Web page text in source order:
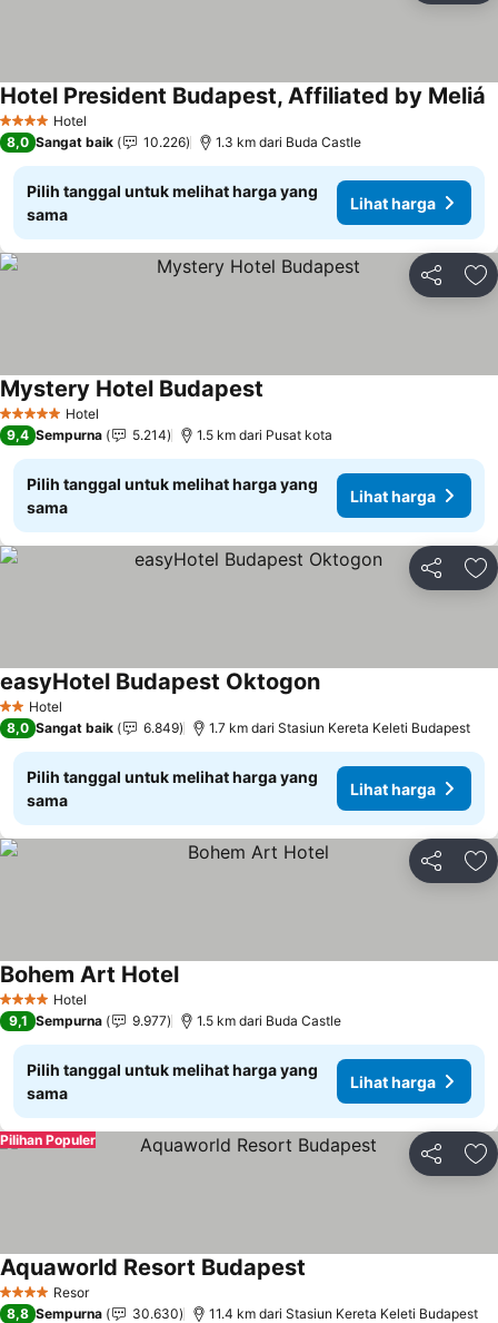
4 BintangHotel
Hotel President Budapest, Affiliated by Meliá
8,0 Sangat baik 10.226 1.3 km dari Buda Castle
Pilih tanggal untuk melihat harga yang
sama
Lihat harga
Bagikan
5 Bintang Hotel
Mystery Hotel Budapest
9,4 Sempurna 5.214 1.5 km dari Pusat kota
Pilih tanggal untuk melihat harga yang
sama
Lihat harga
Bagikan
2 Bintang
Hotel
easyHotel Budapest Oktogon
8,0 Sangat baik 6.849 1.7 km dari Stasiun Kereta Keleti Budapest
Pilih tanggal untuk melihat harga yang
sama
Lihat harga
Bagikan
4 BintangHotel
Bohem Art Hotel
9,1 Sempurna 9.977 1.5 km dari Buda Castle
Pilih tanggal untuk melihat harga yang
sama
Lihat harga
Bagikan
Pilihan Populer
4 BintangResor
Aquaworld Resort Budapest
8,8 Sempurna 30.630 11.4 km dari Stasiun Kereta Keleti Budapest